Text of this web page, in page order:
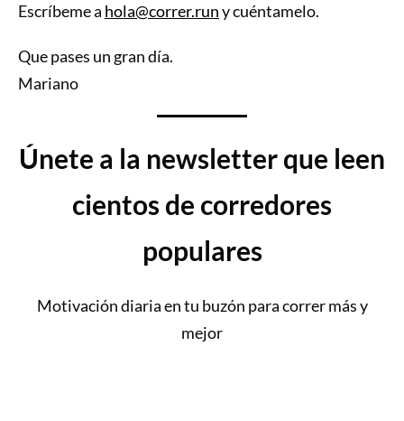
Escríbeme a hola@correr.runy cuéntamelo.
Que pases un gran día.
Mariano
Únete a la newsletter que leen
cientos de corredores
populares
Motivación diaria en tu buzón para correr más y
mejor